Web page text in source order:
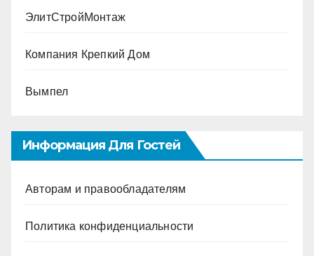
ЭлитСтройМонтаж
Компания Крепкий Дом
Вымпел
Информация Для Гостей
Авторам и правообладателям
Политика конфиденциальности